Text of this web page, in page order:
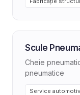
Scule
Cheie
pneumatice
Service